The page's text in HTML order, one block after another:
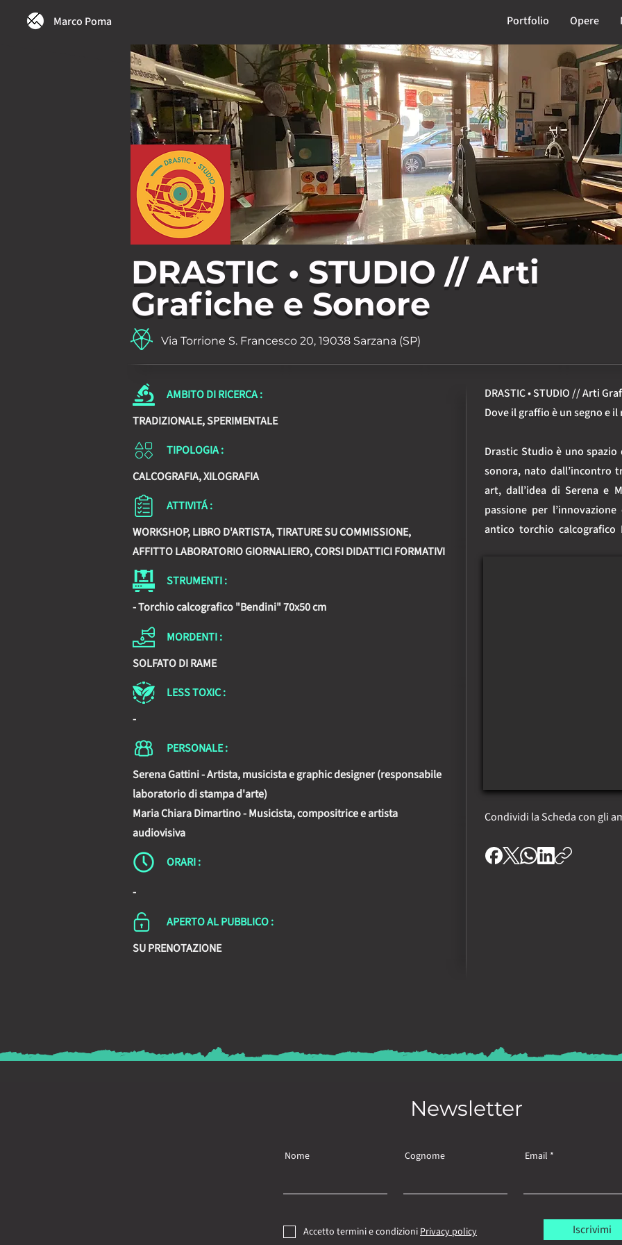
Marco Poma Portfolio Opere
DRASTIC • STUDIO // Arti
Grafiche e Sonore
Via Torrione S. Francesco 20, 19038 Sarzana (SP)
AMBITO DI RICERCA :
TRADIZIONALE, SPERIMENTALE
TIPOLOGIA :
CALCOGRAFIA, XILOGRAFIA
ATTIVITÁ :
WORKSHOP, LIBRO D'ARTISTA, TIRATURE SU COMMISSIONE,
AFFITTO LABORATORIO GIORNALIERO, CORSI DIDATTICI FORMATIVI
STRUMENTI :
- Torchio calcografico "Bendini" 70x50 cm
MORDENTI :
SOLFATO DI RAME
LESS TOXIC :
-
PERSONALE :
Serena Gattini - Artista, musicista e graphic designer (responsabile
laboratorio di stampa d'arte)
Maria Chiara Dimartino - Musicista, compositrice e artista
audiovisiva
ORARI :
-
APERTO AL PUBBLICO :
SU PRENOTAZIONE
DRASTIC • STUDIO // Arti
Dove il graffio è un segno e
Drastic Studio è uno
sonora, nato dall’incontro
art, dall’idea di Serena e
passione per
antico torchio
Condividi la Scheda con gli
Newsletter
Nome Cognome
Accetto termini e condizioniPrivacy policy
Email
Iscrivimi